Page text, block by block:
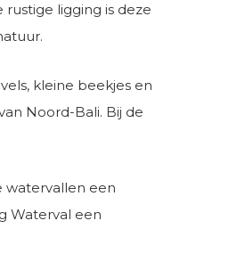
ligging is deze
kleine beekjes en
Noord-Bali. Bij de
watervallen een
Waterval een